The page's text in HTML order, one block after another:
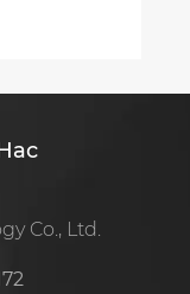
Co., Ltd.